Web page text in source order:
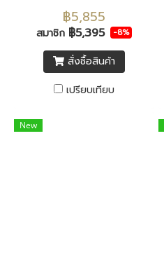
฿5,855
สมาชิก ฿5,395 -8%
สั่งซื้อสินค้า
เปรียบเทียบ
New